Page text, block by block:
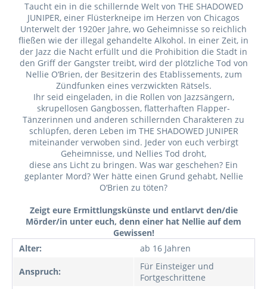
Taucht ein in die schillernde Welt von THE SHADOWED
JUNIPER, einer Flüsterkneipe im Herzen von Chicagos
Unterwelt der 1920er Jahre, wo Geheimnisse so reichlich
fließen wie der illegal gehandelte Alkohol. In einer Zeit, in
der Jazz die Nacht erfüllt und die Prohibition die Stadt in
den Griff der Gangster treibt, wird der plötzliche Tod von
Nellie O‘Brien, der Besitzerin des Etablissements, zum
Zündfunken eines verzwickten Rätsels.
Ihr seid eingeladen, in die Rollen von Jazzsängern,
skrupellosen Gangbossen, flatterhaften Flapper-
Tänzerinnen und anderen schillernden Charakteren zu
schlüpfen, deren Leben im THE SHADOWED JUNIPER
miteinander verwoben sind. Jeder von euch verbirgt
Geheimnisse, und Nellies Tod droht,
diese ans Licht zu bringen. Was war geschehen? Ein
geplanter Mord? Wer hätte einen Grund gehabt, Nellie
O‘Brien zu töten?
Zeigt eure Ermittlungskünste und entlarvt den/die
Mörder/in unter euch, denn einer hat Nellie auf dem
Gewissen!
Alter:
ab 16 Jahren
Anspruch:
Für Einsteiger und
Fortgeschrittene